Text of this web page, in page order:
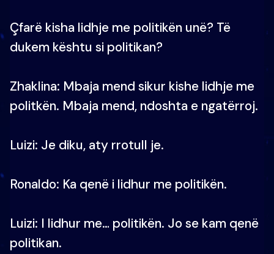
Çfarë kisha lidhje me politikën unë? Të
dukem kështu si politikan?
Zhaklina: Mbaja mend sikur kishe lidhje me
politkën. Mbaja mend, ndoshta e ngatërroj.
Luizi: Je diku, aty rrotull je.
Ronaldo: Ka qenë i lidhur me politikën.
Luizi: I lidhur me… politikën. Jo se kam qenë
politikan.